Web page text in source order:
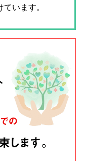
います。